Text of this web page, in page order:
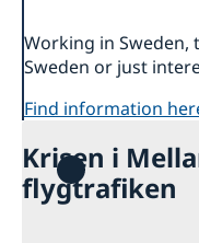
Working in Sweden,
Sweden or just
Find information
Krisen i
flygtrafiken